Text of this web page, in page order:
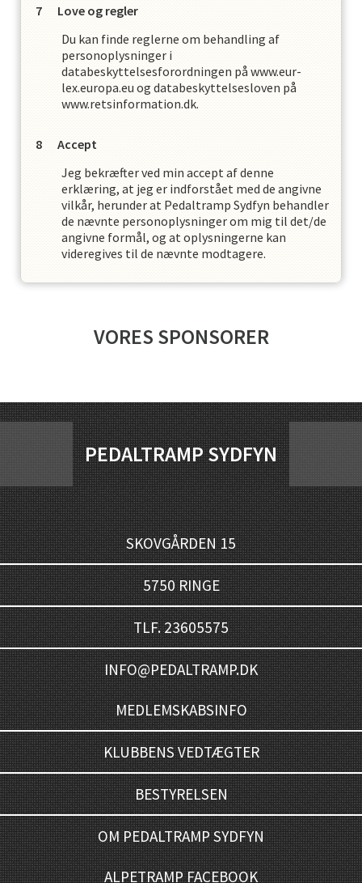
Love og regler
Du kan finde reglerne om behandling af
personoplysninger i
databeskyttelsesforordningen på www.eur-
lex.europa.eu og databeskyttelsesloven på
www.retsinformation.dk.
Accept
Jeg bekræfter ved min accept af denne
erklæring, at jeg er indforstået med de angivne
vilkår, herunder at Pedaltramp Sydfyn behandler
de nævnte personoplysninger om mig til det/de
angivne formål, og at oplysningerne kan
videregives til de nævnte modtagere.
VORES SPONSORER
PEDALTRAMP SYDFYN
SKOVGÅRDEN 15
5750 RINGE
TLF. 23605575
INFO@PEDALTRAMP.DK
MEDLEMSKABSINFO
KLUBBENS VEDTÆGTER
BESTYRELSEN
OM PEDALTRAMP SYDFYN
ALPETRAMP FACEBOOK